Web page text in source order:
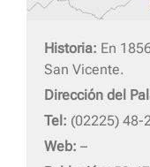
Historia: En
San Vicente.
Dirección del
Tel: (02225) 48-
Web: –